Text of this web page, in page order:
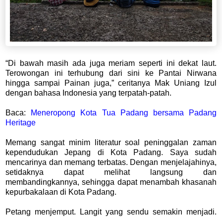
“Di bawah masih ada juga meriam seperti ini dekat laut.
Terowongan ini terhubung dari sini ke Pantai Nirwana
hingga sampai Painan juga,” ceritanya Mak Uniang Izul
dengan bahasa Indonesia yang terpatah-patah.
Baca:
Meneropong Kota Tua Padang bersama Padang
Heritage
Memang sangat minim literatur soal peninggalan zaman
kependudukan Jepang di Kota Padang. Saya sudah
mencarinya dan memang terbatas. Dengan menjelajahinya,
setidaknya dapat melihat langsung dan
membandingkannya, sehingga dapat menambah khasanah
kepurbakalaan di Kota Padang.
Petang menjemput. Langit yang sendu semakin menjadi.